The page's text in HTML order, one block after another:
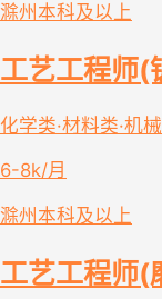
滁州 本科及以上
工艺工程师(
化学类·材料类·机
6-8k/月
滁州 本科及以上
工艺工程师